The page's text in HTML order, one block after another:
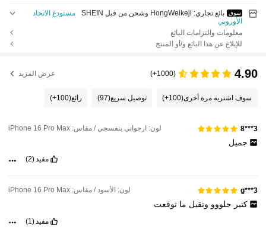
سوق بائع تجاري: HongWeikeji وشحن من قبل SHEIN
مستودع الاتحاد
الأوروبي
معلومات والتزامات البائع
للإبلاغ عن هذا البائع و/أو المنتج
4.90
(1000+) عرض المزيد
سوف اشتريه مرة أخرى(100+) توصيل سريع(97) رائع(100+)
3***8 لون: ارجواني بنفسجي / مقاس: iPhone 16 Pro Max
جميل
مفيد(2)
g***3 لون: الأسود / مقاس: iPhone 16 Pro Max
كتير حلووو وتقيل ما توقعت
مفيد (1)